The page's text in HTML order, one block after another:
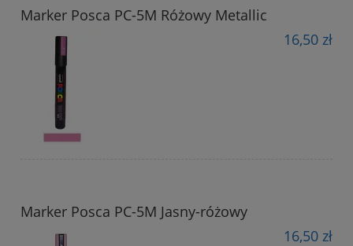
Marker Posca PC-5M Różowy Metallic
16,50 zł
Marker Posca PC-5M Jasny-różowy
16,50 zł